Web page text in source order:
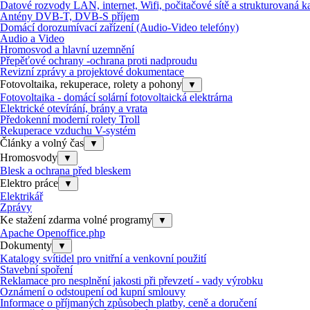
Datové rozvody LAN, internet, Wifi, počitačové sítě a strukturovaná
Antény DVB-T, DVB-S příjem
Domácí dorozumívací zařízení (Audio-Video telefóny)
Audio a Video
Hromosvod a hlavní uzemnění
Přepěťové ochrany -ochrana proti nadproudu
Revizní zprávy a projektové dokumentace
Fotovoltaika, rekuperace, rolety a pohony
▼
Fotovoltaika - domácí solární fotovoltaická elektrárna
Elektrické otevírání, brány a vrata
Předokenní moderní rolety Troll
Rekuperace vzduchu V-systém
Články a volný čas
▼
Hromosvody ▼
Blesk a ochrana před bleskem
Elektro práce
▼
Elektrikář
Zprávy
Ke stažení zdarma volné programy
▼
Apache Openoffice.php
Dokumenty
▼
Katalogy svítidel pro vnitřní a venkovní použití
Stavební spoření
Reklamace pro nesplnění jakosti při převzetí - vady výrobku
Oznámení o odstoupení od kupní smlouvy
Informace o příjmaných způsobech platby, ceně a doručení